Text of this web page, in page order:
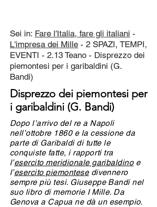
Sei in: Fare l'Italia, fare gli italiani -
L'impresa dei Mille - 2 SPAZI, TEMPI,
EVENTI - 2.13 Teano - Disprezzo dei
piemontesi per i garibaldini (G.
Bandi)
Disprezzo dei piemontesi per
i garibaldini (G. Bandi)
Dopo l’arrivo del re a Napoli
nell’ottobre 1860 e la cessione da
parte di Garibaldi di tutte le
conquiste fatte, i rapporti tra
l’esercito meridionale garibaldinoe
l’esercito piemontesedivennero
sempre più tesi. Giuseppe Bandi nel
suo libro di memorie I Mille. Da
Genova a Capua ne dà un esempio.